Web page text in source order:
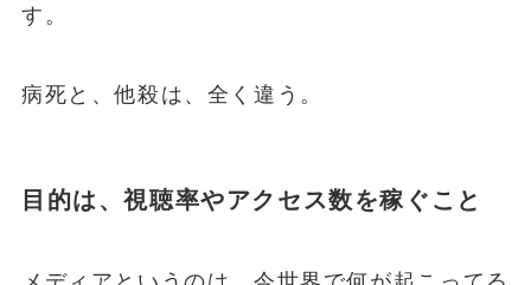
す。
病死と、他殺は、全く違う。
目的は、視聴率やアクセス数を稼ぐこと